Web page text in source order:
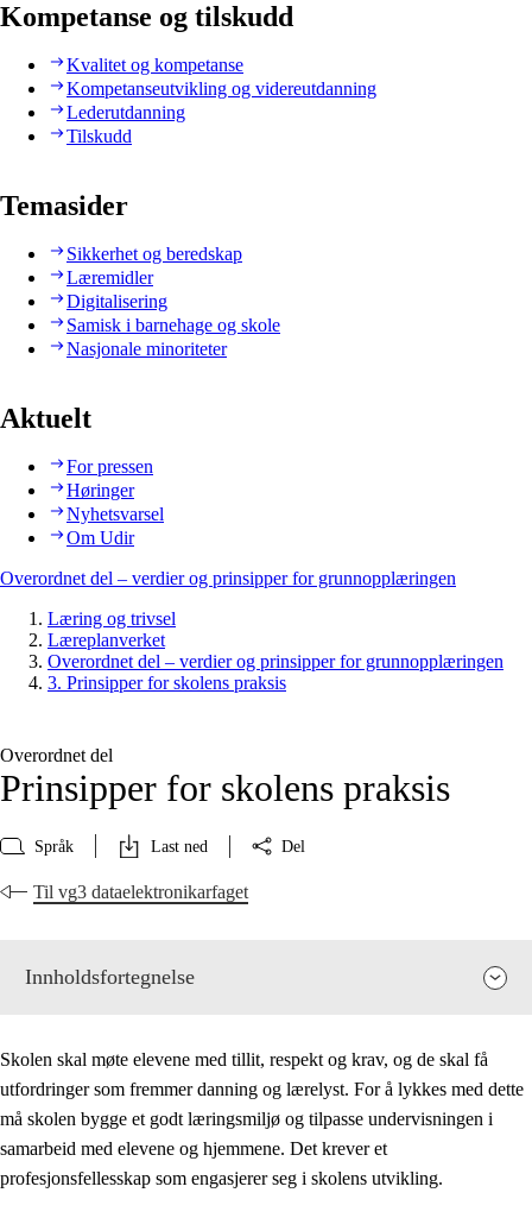
Kompetanse og tilskudd
Kvalitet og kompetanse
Kompetanseutvikling og videreutdanning
Lederutdanning
Tilskudd
Temasider
Sikkerhet og beredskap
Læremidler
Digitalisering
Samisk i barnehage og skole
Nasjonale minoriteter
Aktuelt
For pressen
Høringer
Nyhetsvarsel
Om Udir
Overordnet del – verdier og prinsipper for grunnopplæringen
Læring og trivsel
Læreplanverket
Overordnet del – verdier og prinsipper for grunnopplæringen
3. Prinsipper for skolens praksis
Overordnet del
Prinsipper for skolens praksis
Språk Last ned Del
Til vg3 dataelektronikarfaget
Innholdsfortegnelse
Skolen skal møte elevene med tillit, respekt og krav, og de skal få
utfordringer som fremmer danning og lærelyst. For å lykkes med dette
må skolen bygge et godt læringsmiljø og tilpasse undervisningen i
samarbeid med elevene og hjemmene. Det krever et
profesjonsfellesskap som engasjerer seg i skolens utvikling.